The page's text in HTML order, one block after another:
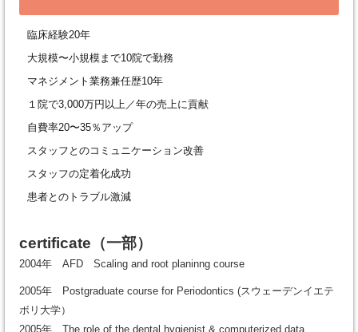
臨床経験20年
大規模〜小規模まで10院で勤務
マネジメント業務兼任歴10年
１院で3,000万円以上／年の売上に貢献
自費率20〜35％アップ
スタッフとのコミュニケーション改善
スタッフの定着化成功
患者とのトラブル激減
certificate （一部）
2004年 AFD Scaling and root planinng course
2005年 Postgraduate course for Periodontics (スウェーデンイエテ
ボリ大学）
2005年 The role of the dental hygienist & computerized data